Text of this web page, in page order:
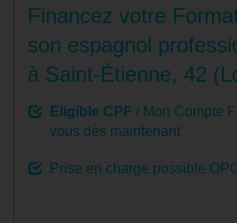
Financez votre
son espagnol
à Saint-Étienne, 42
Eligible CPF / Mon Compte
vous dès maintenant
Prise en charge possible